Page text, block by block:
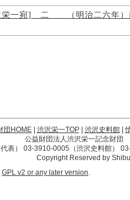
一宛] 二 （明治二六年）
団HOME| 渋沢栄一TOP| 渋沢史料館|
公益財団法人渋沢栄一記念財
表） 03-3910-0005（渋沢史料館）
Copyright Reserved by
GPL v2 or any later version.